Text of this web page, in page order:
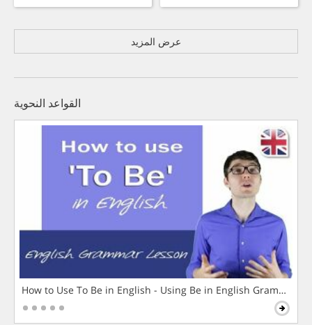
عرض المزيد
القواعد النحوية
How to Use To Be in English - Using Be in English Grammar